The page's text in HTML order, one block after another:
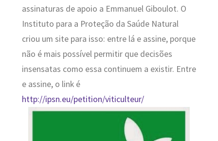
assinaturas de apoio a Emmanuel Giboulot. O
Instituto para a Proteção da Saúde Natural
criou um site para isso: entre lá e assine, porque
não é mais possível permitir que decisões
insensatas como essa continuem a existir. Entre
e assine, o link é
http://ipsn.eu/petition/viticulteur/